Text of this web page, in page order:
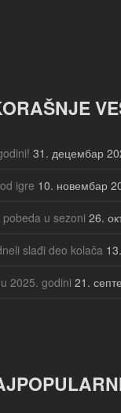
31. децембар
igre 10. новембар
u sezoni 26.
slađi deo kolača
2025. godini 21.